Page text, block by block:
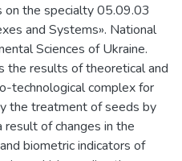
on the specialty 05.09.03
and Systems». National
Sciences of Ukraine.
the results of theoretical and
technological complex for
the treatment of seeds by
result of changes in the
biometric indicators of